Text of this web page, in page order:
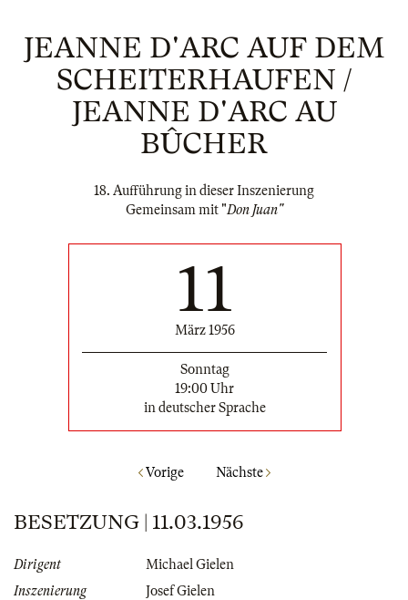
JEANNE D'ARC AUF DEM
SCHEITERHAUFEN /
JEANNE D'ARC AU
BÛCHER
18. Aufführung in dieser Inszenierung
Gemeinsam mit "Don Juan"
11
März 1956
Sonntag
19:00 Uhr
in deutscher Sprache
Vorige Nächste
BESETZUNG | 11.03.1956
Dirigent
Michael Gielen
Inszenierung
Josef Gielen